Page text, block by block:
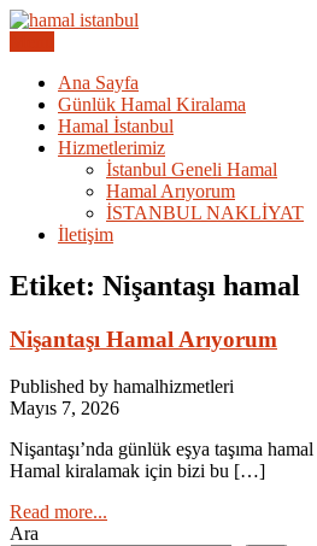
Skip
İstanbul Günlük
Hamal Arıyorum
Ana Sayfa
Günlük Hamal Kiralama
Hamal İstanbul
Hizmetlerimiz
İstanbul Geneli Hamal
Hamal Arıyorum
İSTANBUL NAKLİYAT
İletişim
Etiket: Nişantaşı hamal
Nişantaşı Hamal Arıyorum
Published by hamalhizmetleri
Mayıs 7, 2026
Nişantaşı’nda günlük eşya taşıma
Hamal kiralamak için bizi bu […]
Read more...
Ara